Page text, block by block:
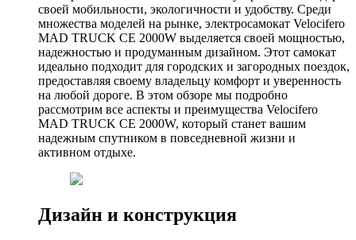
своей мобильности, экологичности и удобству. Среди
множества моделей на рынке, электросамокат Velocifero
MAD TRUCK CE 2000W выделяется своей мощностью,
надежностью и продуманным дизайном. Этот самокат
идеально подходит для городских и загородных поездок,
предоставляя своему владельцу комфорт и уверенность
на любой дороге. В этом обзоре мы подробно
рассмотрим все аспекты и преимущества Velocifero
MAD TRUCK CE 2000W, который станет вашим
надежным спутником в повседневной жизни и
активном отдыхе.
Дизайн и конструкция